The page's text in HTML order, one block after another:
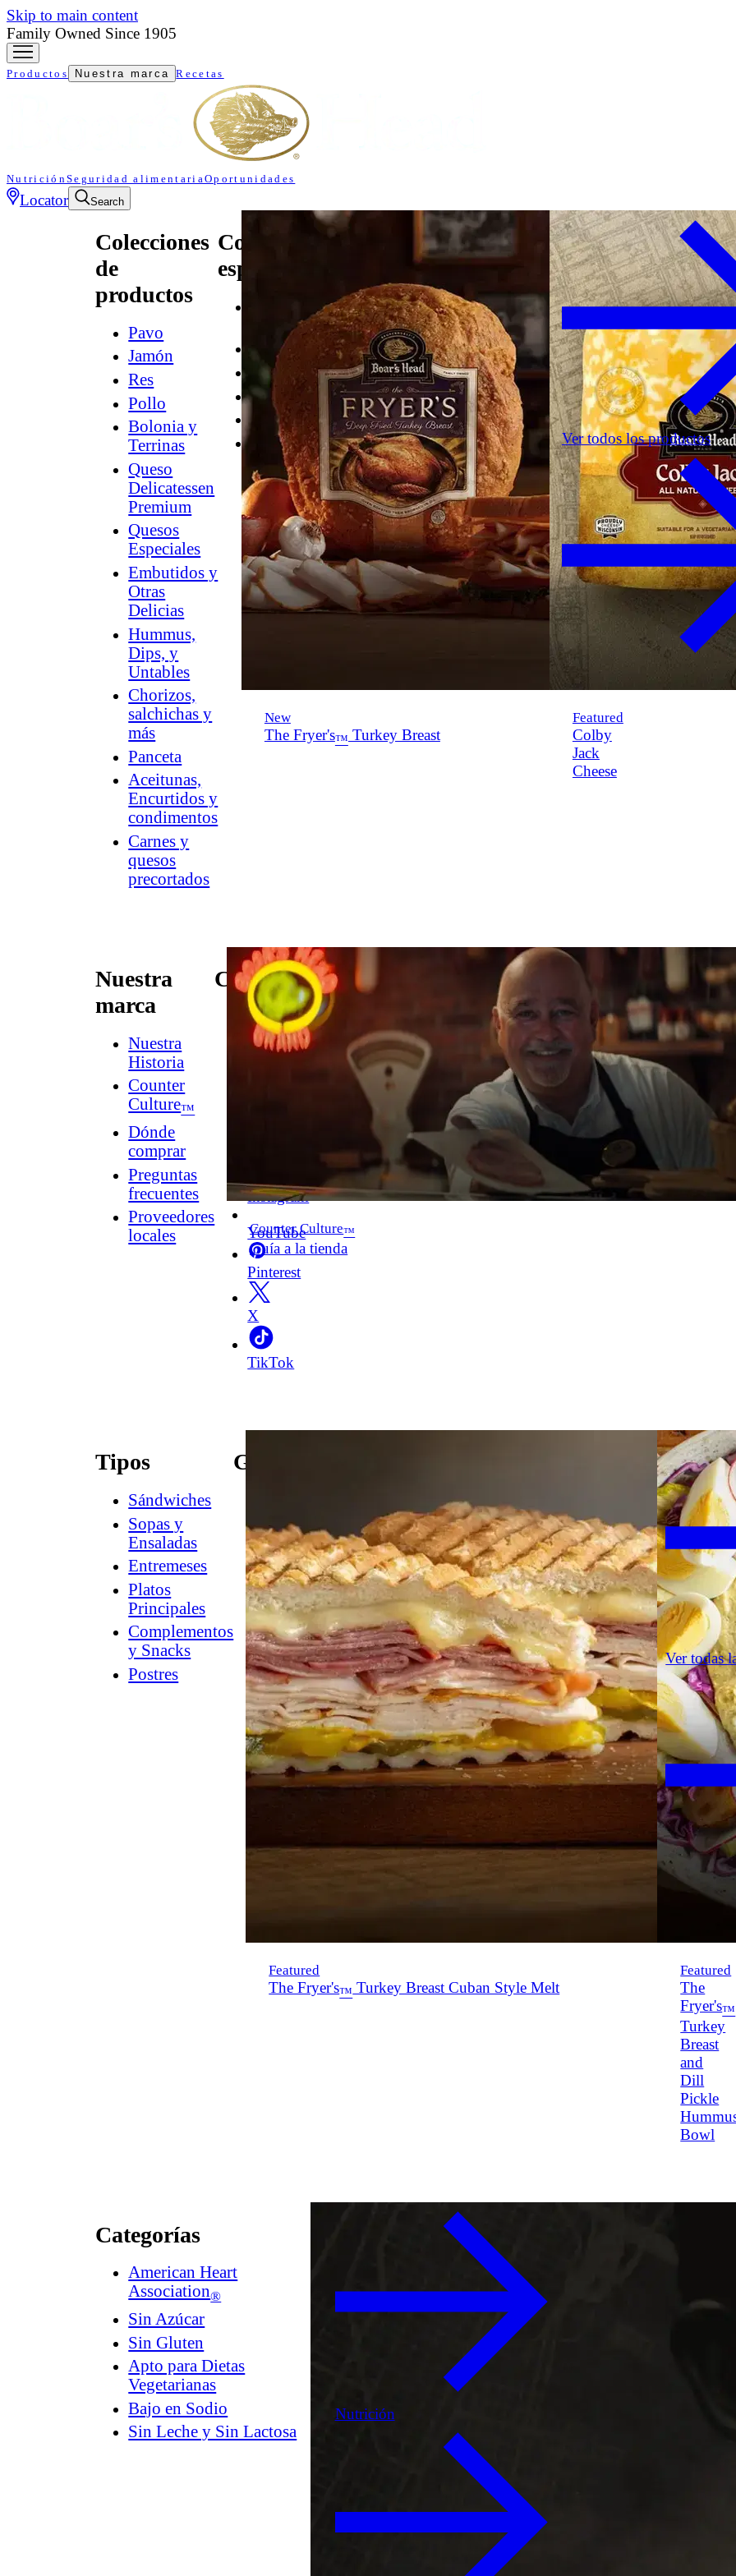
Skip to main content
Family Owned Since 1905
Productos Nuestra marca Recetas
NutriciónSeguridad alimentariaOportunidades
Locator Search
Colecciones
de
productos
Pavo
Jamón
Res
Pollo
Bolonia y
Terrinas
Queso
Delicatessen
Premium
Quesos
Especiales
Embutidos y
Otras
Delicias
Hummus,
Dips, y
Untables
Chorizos,
salchichas y
más
Panceta
Aceitunas,
Encurtidos y
condimentos
Carnes y
quesos
precortados
Colecciones
especializadas
Natural*
Audacia
Desayuno
Parrilla
Hummus
Snacks
New
The Fryer's™ Turkey Breast
Featured
Colby
Jack
Cheese
Ver todos los productos
Nuestra
marca
Nuestra
Historia
Counter
Culture™
Dónde
comprar
Preguntas
frecuentes
Proveedores
locales
Conectar
Contacto
Newsletter
Instagram
YouTube
Pinterest
X
TikTok
Counter Culture™
Guía a la tienda
Tipos
Sándwiches
Sopas y
Ensaladas
Entremeses
Platos
Principales
Complementos
y Snacks
Postres
Guías
Charcuterie®
Counter
Culture™
Guía
a
la
tienda
Featured
The Fryer's™ Turkey Breast Cuban Style Melt
Featured
The
Fryer's™
Turkey
Breast
and
Dill
Pickle
Bowl
Ver todas
Categorías
American Heart
Association®
Sin Azúcar
Sin Gluten
Apto para Dietas
Vegetarianas
Bajo en Sodio
Sin Leche y Sin Lactosa
Nutrición